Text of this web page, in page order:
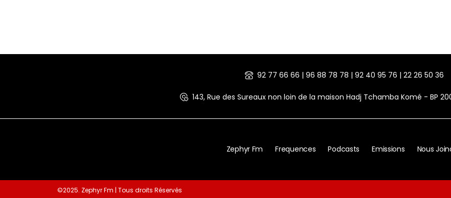
92 77 66 66 | 96 88 78 78 | 92 40 95 76 | 22 26 50 36
143, Rue des Sureaux non loin de la maison Hadj Tchamba Komé - BP
Zephyr Fm Frequences Podcasts Emissions Nous
©2025. Zephyr Fm | Tous droits Réservés